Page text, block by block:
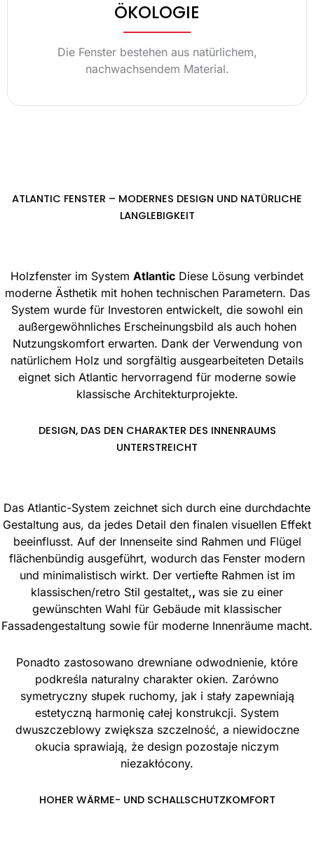
ÖKOLOGIE
Die Fenster bestehen aus natürlichem,
nachwachsendem Material.
ATLANTIC FENSTER – MODERNES DESIGN UND NATÜRLICHE
LANGLEBIGKEIT
Holzfenster im System Atlantic Diese Lösung verbindet
moderne Ästhetik mit hohen technischen Parametern. Das
System wurde für Investoren entwickelt, die sowohl ein
außergewöhnliches Erscheinungsbild als auch hohen
Nutzungskomfort erwarten. Dank der Verwendung von
natürlichem Holz und sorgfältig ausgearbeiteten Details
eignet sich Atlantic hervorragend für moderne sowie
klassische Architekturprojekte.
DESIGN, DAS DEN CHARAKTER DES INNENRAUMS
UNTERSTREICHT
Das Atlantic-System zeichnet sich durch eine durchdachte
Gestaltung aus, da jedes Detail den finalen visuellen Effekt
beeinflusst. Auf der Innenseite sind Rahmen und Flügel
flächenbündig ausgeführt, wodurch das Fenster modern
und minimalistisch wirkt. Der vertiefte Rahmen ist im
klassischen/retro Stil gestaltet,, was sie zu einer
gewünschten Wahl für Gebäude mit klassischer
Fassadengestaltung sowie für moderne Innenräume macht.
Ponadto zastosowano drewniane odwodnienie, które
podkreśla naturalny charakter okien. Zarówno
symetryczny słupek ruchomy, jak i stały zapewniają
estetyczną harmonię całej konstrukcji. System
dwuszczeblowy zwiększa szczelność, a niewidoczne
okucia sprawiają, że design pozostaje niczym
niezakłócony.
HOHER WÄRME- UND SCHALLSCHUTZKOMFORT